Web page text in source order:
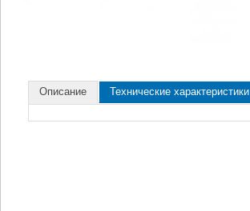
Описание Технические характеристики